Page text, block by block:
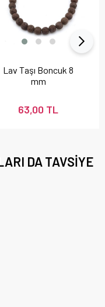
Lav Taşı Boncuk 8
mm
63,00 TL
DA TAVSIYE